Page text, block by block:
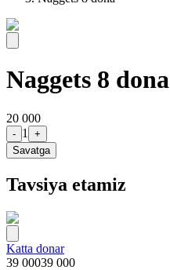
Naggets 8 dona
20 000
- 1
+
Savatga
Tavsiya etamiz
Katta donar
39 00039 000